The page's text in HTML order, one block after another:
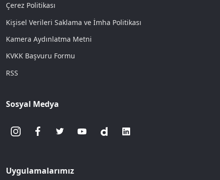
Çerez Politikası
Kişisel Verileri Saklama ve İmha Politikası
Kamera Aydınlatma Metni
KVKK Başvuru Formu
RSS
Sosyal Medya
Uygulamalarımız